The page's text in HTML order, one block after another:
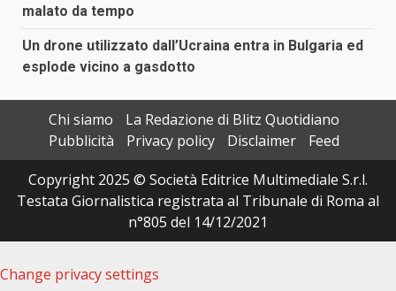
malato da tempo
Un drone utilizzato dall’Ucraina entra in Bulgaria ed
esplode vicino a gasdotto
Chi siamo
La Redazione di Blitz Quotidiano
Pubblicità
Privacy policy Disclaimer
Feed
Copyright 2025 © Società Editrice Multimediale S.r.l.
Testata Giornalistica registrata al Tribunale di Roma al
n°805 del 14/12/2021
Change privacy settings